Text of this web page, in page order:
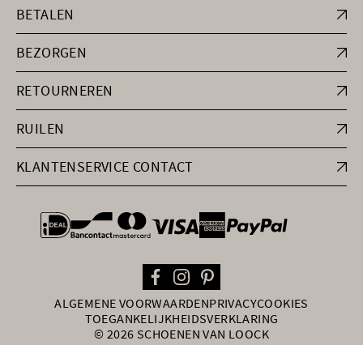
BETALEN
BEZORGEN
RETOURNEREN
RUILEN
KLANTENSERVICE CONTACT
general.paymentOptions
ALGEMENE VOORWAARDENPRIVACYCOOKIES
TOEGANKELIJKHEIDSVERKLARING
© 2026 SCHOENEN VAN LOOCK